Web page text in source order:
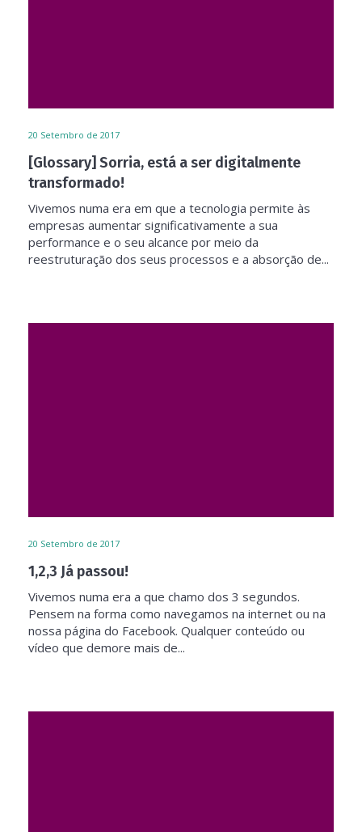
20 Setembro de 2017
[Glossary] Sorria, está a ser digitalmente
transformado!
Vivemos numa era em que a tecnologia permite às
empresas aumentar significativamente a sua
performance e o seu alcance por meio da
reestruturação dos seus processos e a absorção de...
20 Setembro de 2017
1,2,3 Já passou!
Vivemos numa era a que chamo dos 3 segundos.
Pensem na forma como navegamos na internet ou na
nossa página do Facebook. Qualquer conteúdo ou
vídeo que demore mais de...